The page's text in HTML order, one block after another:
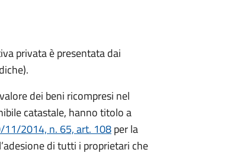
privata è presentata dai
dei beni ricompresi nel
catastale, hanno titolo a
11/2014, n. 65, art. 108per la
di tutti i proprietari che